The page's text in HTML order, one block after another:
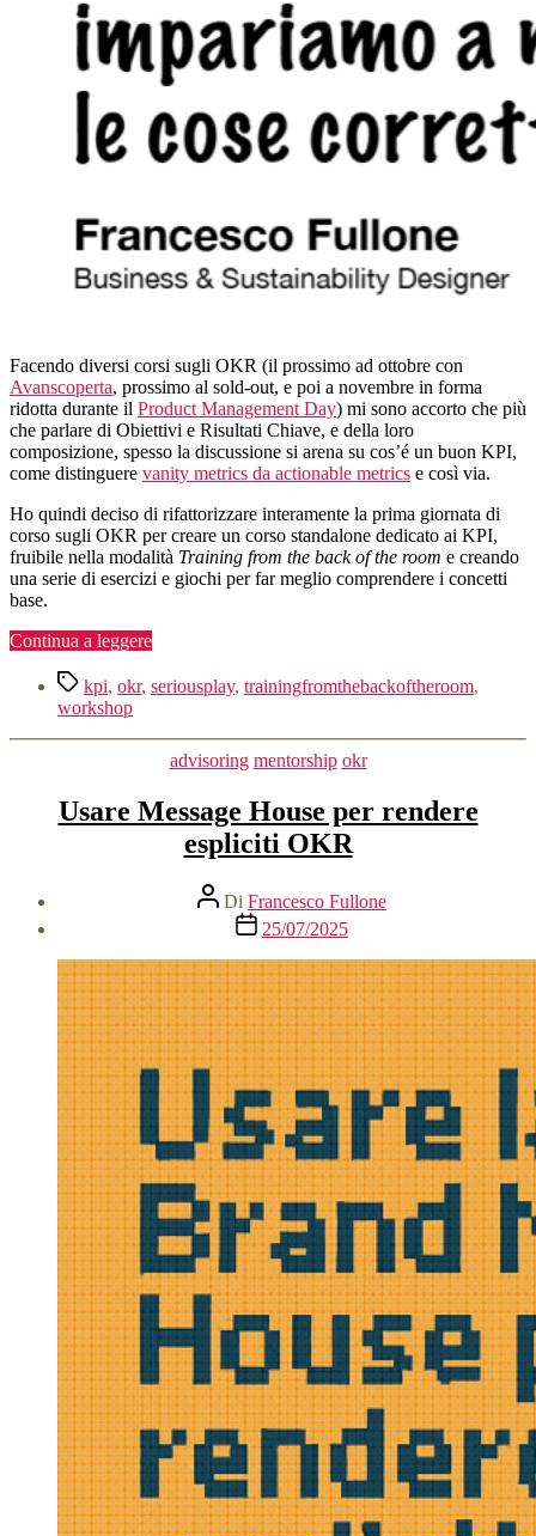
Facendo diversi corsi sugli OKR (il prossimo ad ottobre con
Avanscoperta, prossimo al sold-out, e poi a novembre in forma
ridotta durante il Product Management Day) mi sono accorto che più
che parlare di Obiettivi e Risultati Chiave, e della loro
composizione, spesso la discussione si arena su cos’é un buon KPI,
come distinguere vanity metrics da actionable metrics e così via.
Ho quindi deciso di rifattorizzare interamente la prima giornata di
corso sugli OKR per creare un corso standalone dedicato ai KPI,
fruibile nella modalità Training from the back of the room e creando
una serie di esercizi e giochi per far meglio comprendere i concetti
base.
Continua a leggere“KPI,
right
Tagkpi, okr, seriousplay, trainingfromthebackoftheroom,
workshop
Categorie
advisoring mentorship okr
Usare Message House per rendere
espliciti OKR
Autore
articolo
Di Francesco Fullone
Data
dell'articolo
25/07/2025